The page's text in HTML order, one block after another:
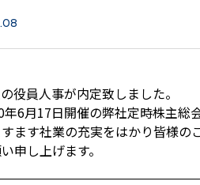
役員人事が内定致しました。
6月17日開催の弊社定時株主総
ます社業の充実をはかり皆様の
申し上げます。